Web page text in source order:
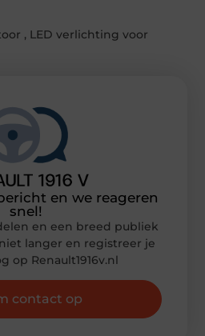
, LED verlichting voor
en we reageren
snel!
en een breed publiek
langer en registreer je
op Renault1916v.nl
contact op